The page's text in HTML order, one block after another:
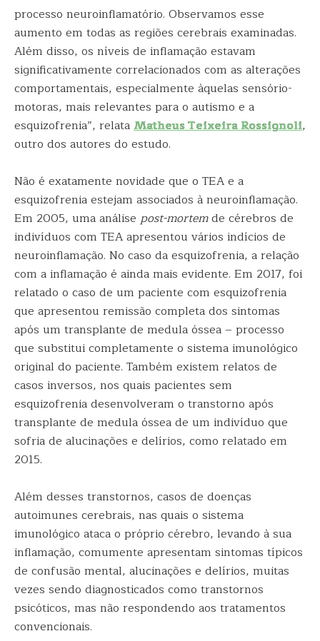
processo neuroinflamatório. Observamos esse
aumento em todas as regiões cerebrais examinadas.
Além disso, os níveis de inflamação estavam
significativamente correlacionados com as alterações
comportamentais, especialmente àquelas sensório-
motoras, mais relevantes para o autismo e a
esquizofrenia”, relataMatheus Teixeira Rossignoli,
outro dos autores do estudo.
Não é exatamente novidade que o TEA e a
esquizofrenia estejam associados à neuroinflamação.
Em 2005, uma análise post-mortemde cérebros de
indivíduos com TEA apresentou vários indícios de
neuroinflamação. No caso da esquizofrenia, a relação
com a inflamação é ainda mais evidente. Em 2017, foi
relatado o caso de um paciente com esquizofrenia
que apresentou remissão completa dos sintomas
após um transplante de medula óssea – processo
que substitui completamente o sistema imunológico
original do paciente. Também existem relatos de
casos inversos, nos quais pacientes sem
esquizofrenia desenvolveram o transtorno após
transplante de medula óssea de um indivíduo que
sofria de alucinações e delírios, como relatado em
2015.
Além desses transtornos, casos de doenças
autoimunes cerebrais, nas quais o sistema
imunológico ataca o próprio cérebro, levando à sua
inflamação, comumente apresentam sintomas típicos
de confusão mental, alucinações e delírios, muitas
vezes sendo diagnosticados como transtornos
psicóticos, mas não respondendo aos tratamentos
convencionais.